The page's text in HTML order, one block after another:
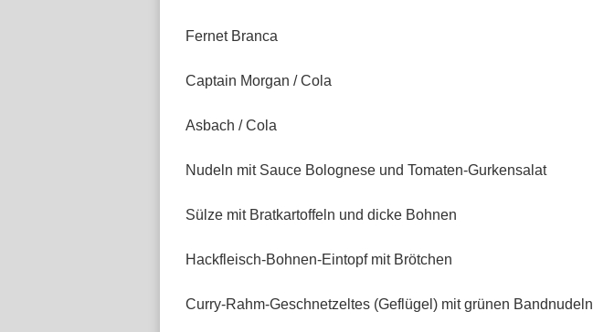
Fernet Branca
Captain Morgan / Cola
Asbach / Cola
Nudeln mit Sauce Bolognese und Tomaten-Gurkensalat
Sülze mit Bratkartoffeln und dicke Bohnen
Hackfleisch-Bohnen-Eintopf mit Brötchen
Curry-Rahm-Geschnetzeltes (Geflügel) mit grünen Bandnudeln